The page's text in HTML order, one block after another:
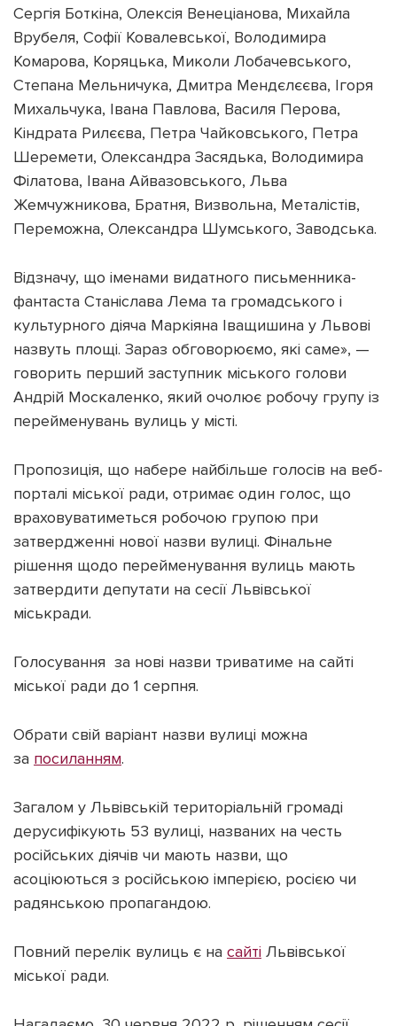
Сергія Боткіна, Олексія Венеціанова, Михайла
Врубеля, Софії Ковалевської, Володимира
Комарова, Коряцька, Миколи Лобачевського,
Степана Мельничука, Дмитра Мендєлєєва, Ігоря
Михальчука, Івана Павлова, Василя Перова,
Кіндрата Рилєєва, Петра Чайковського, Петра
Шеремети, Олександра Засядька, Володимира
Філатова, Івана Айвазовського, Льва
Жемчужникова, Братня, Визвольна, Металістів,
Переможна, Олександра Шумського, Заводська.
Відзначу, що іменами видатного письменника-
фантаста Станіслава Лема та громадського і
культурного діяча Маркіяна Іващишина у Львові
назвуть площі. Зараз обговорюємо, які саме», —
говорить перший заступник міського голови
Андрій Москаленко, який очолює робочу групу із
перейменувань вулиць у місті.
Пропозиція, що набере найбільше голосів на веб-
порталі міської ради, отримає один голос, що
враховуватиметься робочою групою при
затвердженні нової назви вулиці. Фінальне
рішення щодо перейменування вулиць мають
затвердити депутати на сесії Львівської
міськради.
Голосування за нові назви триватиме на сайті
міської ради до 1 серпня.
Обрати свій варіант назви вулиці можна
за посиланням.
Загалом у Львівській територіальній громаді
дерусифікують 53 вулиці, названих на честь
російських діячів чи мають назви, що
асоціюються з російською імперією, росією чи
радянською пропагандою.
Повний перелік вулиць є на сайті Львівської
міської ради.